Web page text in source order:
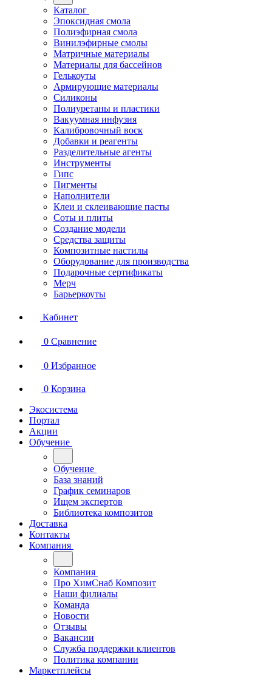
Каталог
Эпоксидная смола
Полиэфирная смола
Винилэфирные смолы
Матричные материалы
Материалы для бассейнов
Гелькоуты
Армирующие материалы
Силиконы
Полиуретаны и пластики
Вакуумная инфузия
Калибровочный воск
Добавки и реагенты
Разделительные агенты
Инструменты
Гипс
Пигменты
Наполнители
Клеи и склеивающие пасты
Соты и плиты
Создание модели
Средства защиты
Композитные настилы
Оборудование для производства
Подарочные сертификаты
Мерч
Барьеркоуты
Кабинет
0 Сравнение
0 Избранное
0 Корзина
Экосистема
Портал
Акции
Обучение
Обучение
База знаний
График семинаров
Ищем экспертов
Библиотека композитов
Доставка
Контакты
Компания
Компания
Про ХимСнаб Композит
Наши филиалы
Команда
Новости
Отзывы
Вакансии
Служба поддержки клиентов
Политика компании
Маркетплейсы